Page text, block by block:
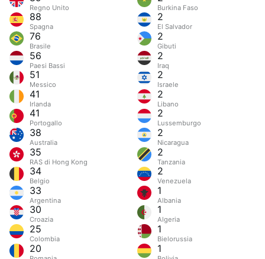
Regno Unito
88
Spagna
76
Brasile
56
Paesi Bassi
51
Messico
41
Irlanda
41
Portogallo
38
Australia
35
RAS di Hong Kong
34
Belgio
33
Argentina
30
Croazia
25
Colombia
20
Burkina Faso
2
El Salvador
2
Gibuti
2
Iraq
2
Israele
2
Libano
2
Lussemburgo
2
Nicaragua
2
Tanzania
2
Venezuela
1
Albania
1
Algeria
1
Bielorussia
1